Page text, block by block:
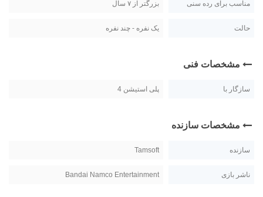
مناسب برای رده سنی بزرگتر از ۷ سال
حالت یک نفره - چند نفره
مشخصات فنی
سازگار با پلی استیشن 4
مشخصات سازنده
سازنده Tamsoft
ناشر بازی Bandai Namco Entertainment